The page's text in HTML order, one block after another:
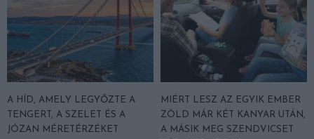
A HÍD, AMELY LEGYŐZTE A
TENGERT, A SZELET ÉS A
JÓZAN MÉRETÉRZÉKET
MIÉRT LESZ AZ EGYIK EMBER
ZÖLD MÁR KÉT KANYAR UTÁN,
A MÁSIK MEG SZENDVICSET